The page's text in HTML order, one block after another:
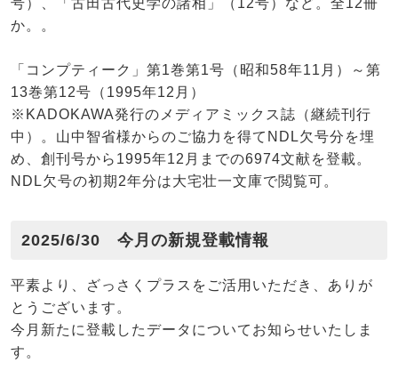
か。。
「コンプティーク」第1巻第1号（昭和58年11月）～第
13巻第12号（1995年12月）
※KADOKAWA発行のメディアミックス誌（継続刊行
中）。山中智省様からのご協力を得てNDL欠号分を埋
め、創刊号から1995年12月までの6974文献を登載。
NDL欠号の初期2年分は大宅壮一文庫で閲覧可。
2025/6/30 今月の新規登載情報
平素より、ざっさくプラスをご活用いただき、ありが
とうございます。
今月新たに登載したデータについてお知らせいたしま
す。